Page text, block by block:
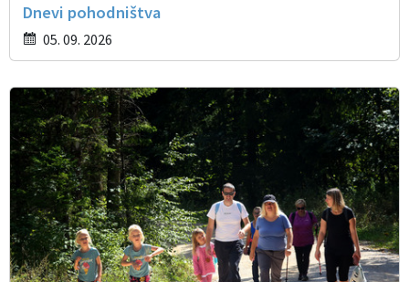
Dnevi pohodništva
05. 09. 2026